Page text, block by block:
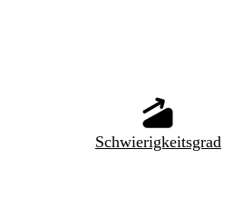
Schwierigkeitsgrad